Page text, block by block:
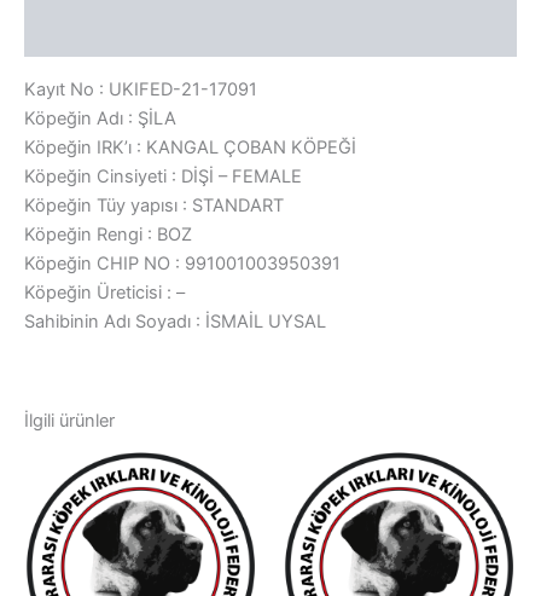
Kayıt No : UKIFED-21-17091
Köpeğin Adı : ŞİLA
Köpeğin IRK’ı : KANGAL ÇOBAN KÖPEĞİ
Köpeğin Cinsiyeti : DİŞİ – FEMALE
Köpeğin Tüy yapısı : STANDART
Köpeğin Rengi : BOZ
Köpeğin CHIP NO : 991001003950391
Köpeğin Üreticisi : –
Sahibinin Adı Soyadı : İSMAİL UYSAL
İlgili ürünler